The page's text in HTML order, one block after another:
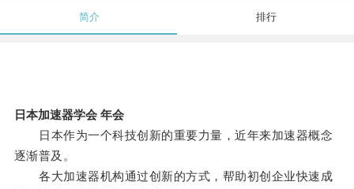
简介 排行
日本加速器学会 年会
日本作为一个科技创新的重要力量，近年来加速器概念
逐渐普及。
各大加速器机构通过创新的方式，帮助初创企业快速成